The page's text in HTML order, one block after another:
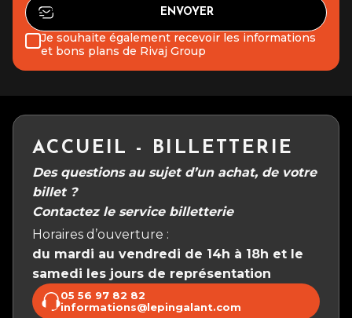
Je souhaite également recevoir les informations
et bons plans de Rivaj Group
ACCUEIL - BILLETTERIE
Des questions au sujet d’un achat, de votre
billet ?
Contactez le service billetterie
Horaires d’ouverture :
du mardi au vendredi de 14h à 18h et le
samedi les jours de représentation
05 56 97 82 82
informations@lepingalant.com